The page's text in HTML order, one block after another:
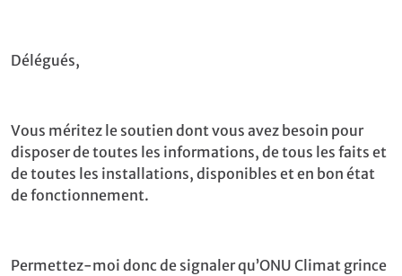
Délégués,
Vous méritez le soutien dont vous avez besoin pour
disposer de toutes les informations, de tous les faits et
de toutes les installations, disponibles et en bon état
de fonctionnement.
Permettez-moi donc de signaler qu’ONU Climat grince